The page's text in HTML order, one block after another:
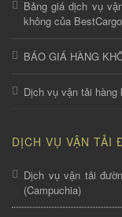
Bảng giá dịch vụ
không của BestCargo
BÁO GIÁ HÀNG
Dịch vụ vận tải
DỊCH VỤ VẬN TẢI
Dịch vụ vận tải
(Campuchia)